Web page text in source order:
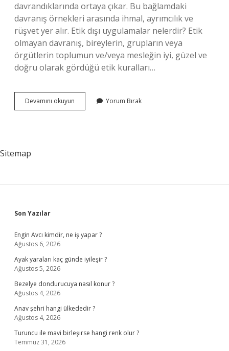
davrandıklarında ortaya çıkar. Bu bağlamdaki
davranış örnekleri arasında ihmal, ayrımcılık ve
rüşvet yer alır. Etik dışı uygulamalar nelerdir? Etik
olmayan davranış, bireylerin, grupların veya
örgütlerin toplumun ve/veya mesleğin iyi, güzel ve
doğru olarak gördüğü etik kuralları…
Devamını okuyun
Dışı
Yorum Bırak
Sitemap
Sidebar
Son Yazılar
Engin Avcı kimdir, ne iş yapar ?
Ağustos 6, 2026
Ayak yaraları kaç günde iyileşir ?
Ağustos 5, 2026
Bezelye dondurucuya nasıl konur ?
Ağustos 4, 2026
Anav şehri hangi ülkededir ?
Ağustos 4, 2026
Turuncu ile mavi birleşirse hangi renk olur ?
Temmuz 31, 2026